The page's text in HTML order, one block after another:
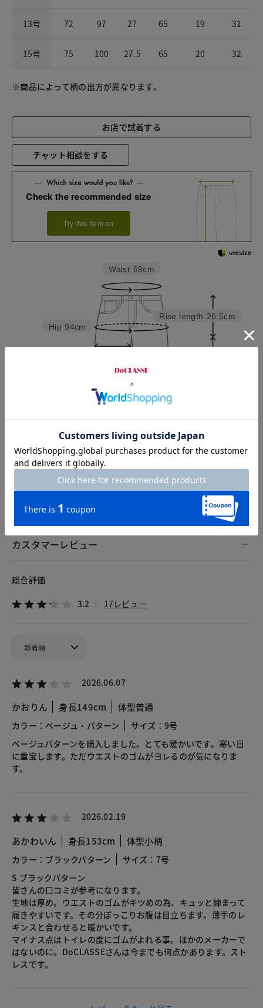
13号 72 97 27 65 19 31
15号 75 100 27.5 65 20 32
※商品によって柄の出方が異なります。
お店で試着する
チャット相談をする
Check the recommended size
Try this item on
Rise length 26.5cm
Hem width 18cm
Hip 94cm
Waist 69cm
7号 9号 11号 13号 15号
カスタマーレビュー
総合評価
3.2 17レビュー
2026.06.07
かおりん 身長149cm 体型普通
カラー：ベージュ・パターン
サイズ：9号
ベージュパターンを購入しました。とても暖かいです。寒い日
に重宝します。ただウエストのゴムがヨレるのが気になりま
す。
2026.02.19
あかわいん 身長153cm 体型小柄
カラー：ブラックパターン
サイズ：7号
S ブラックパターン
皆さんの口コミが参考になります。
生地は厚め。ウエストのゴムがキツめの為、キュッと締まって
履きやすいです。その分ぽっこりお腹は目立ちます。薄手のレ
ギンスと合わせると暖かいです。
マイナス点はトイレの度にゴムがよれる事。ほかのメーカーで
はないのに。DoCLASSEさんは今までも何点かあります。スト
レスです。